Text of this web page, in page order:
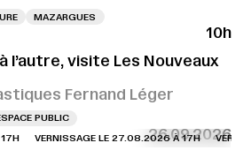
MAZARGUES
10h
l’autre, visite Les Nouveaux
Fernand Léger
PUBLIC
26.09.2026
VERNISSAGE LE 27.08.2026 À 17H